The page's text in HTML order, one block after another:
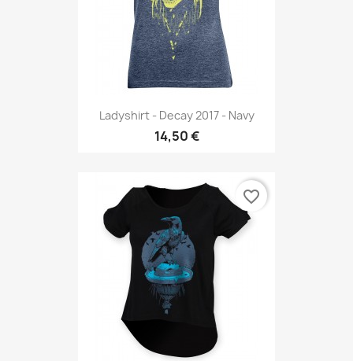
Ladyshirt - Decay 2017 - Navy
14,50 €
favorite_border